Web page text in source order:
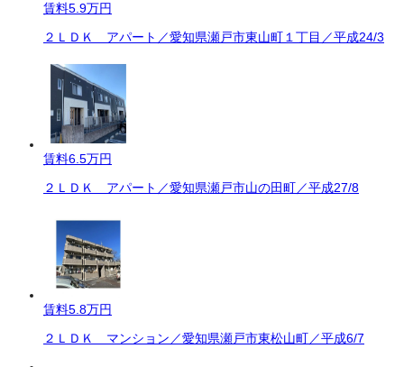
賃料5.9万円
２ＬＤＫ アパート／愛知県瀬戸市東山町１丁目／平成24/3
賃料6.5万円
２ＬＤＫ アパート／愛知県瀬戸市山の田町／平成27/8
賃料5.8万円
２ＬＤＫ マンション／愛知県瀬戸市東松山町／平成6/7